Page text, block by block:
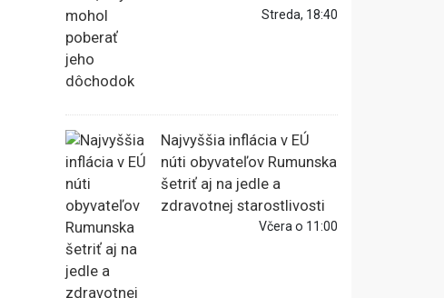
Streda, 18:40
Najvyššia inflácia v EÚ
núti obyvateľov Rumunska
šetriť aj na jedle a
zdravotnej starostlivosti
Včera o 11:00